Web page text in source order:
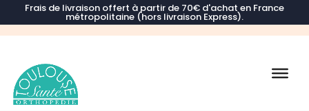
Frais de livraison offert à partir de 70€ d'achat en France
métropolitaine (hors livraison Express).
Recherche